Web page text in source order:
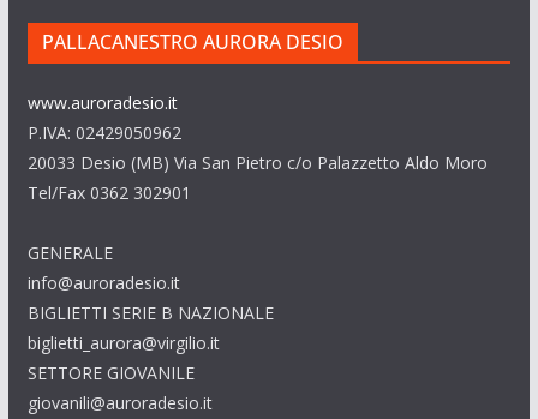
PALLACANESTRO AURORA DESIO
www.auroradesio.it
P.IVA: 02429050962
20033 Desio (MB) Via San Pietro c/o Palazzetto Aldo Moro
Tel/Fax 0362 302901
GENERALE
info@auroradesio.it
BIGLIETTI SERIE B NAZIONALE
biglietti_aurora@virgilio.it
SETTORE GIOVANILE
giovanili@auroradesio.it